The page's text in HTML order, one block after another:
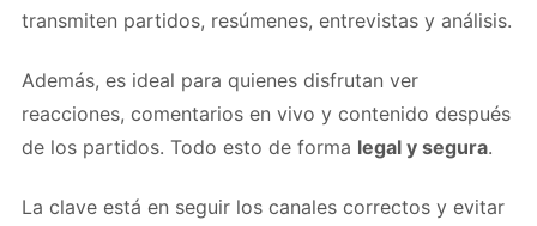
transmiten partidos, resúmenes, entrevistas y análisis.
Además, es ideal para quienes disfrutan ver
reacciones, comentarios en vivo y contenido después
de los partidos. Todo esto de forma legal y segura.
La clave está en seguir los canales correctos y evitar